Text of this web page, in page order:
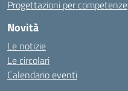
Progettazioni per competenze
Novità
Le notizie
Le circolari
Calendario eventi